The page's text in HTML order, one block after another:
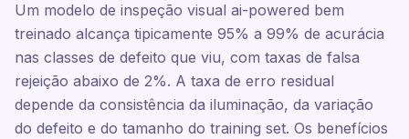
Um modelo de inspeção visual ai-powered bem
treinado alcança tipicamente 95% a 99% de acurácia
nas classes de defeito que viu, com taxas de falsa
rejeição abaixo de 2%. A taxa de erro residual
depende da consistência da iluminação, da variação
do defeito e do tamanho do training set. Os benefícios